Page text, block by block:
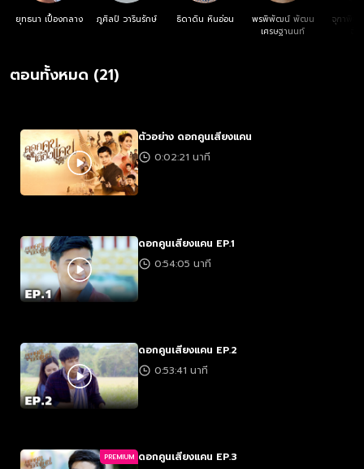
ยุทธนา เปื้องกลาง ภูศิลป์ วารินรักษ์ ธิดาดิน หินอ่อน
พรพิพัฒน์ พัฒน
เศรษฐานนท์
จุฑาพิช
ตอนทั้งหมด (21)
ตัวอย่าง ดอกคูนเสียงแคน
0:02:21 นาที
ดอกคูนเสียงแคน EP.1
0:54:05 นาที
ดอกคูนเสียงแคน EP.2
0:53:41 นาที
PREMIUM ดอกคูนเสียงแคน EP.3